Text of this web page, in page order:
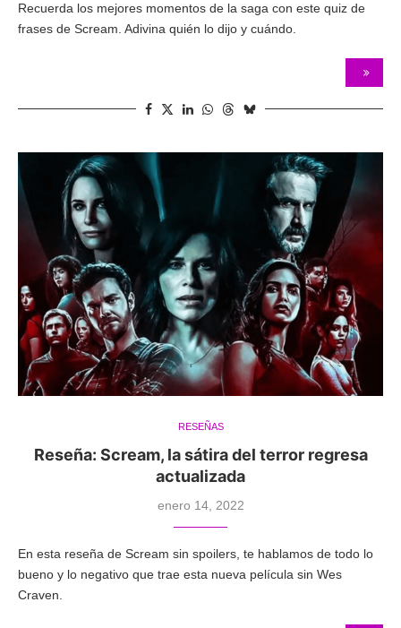
Recuerda los mejores momentos de la saga con este quiz de
frases de Scream. Adivina quién lo dijo y cuándo.
RESEÑAS
Reseña: Scream, la sátira del terror regresa
actualizada
enero 14, 2022
En esta reseña de Scream sin spoilers, te hablamos de todo lo
bueno y lo negativo que trae esta nueva película sin Wes
Craven.